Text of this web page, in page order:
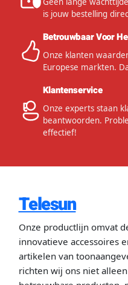
is jouw bestelling
Betrouwbaar Voor
Onze klanten
Europese markten.
Klantenservice
Onze experts staan
beantwoorden.
effectief!
Telesun
Onze productlijn omvat
innovatieve accessoires
artikelen van
richten wij ons niet